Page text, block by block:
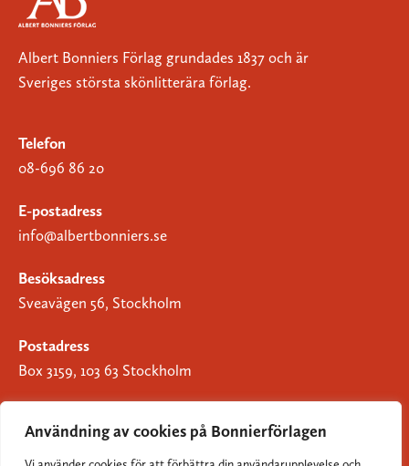
Användning av cookies på Bonnierförlagen
Albert Bonniers Förlag grundades 1837 och är
Sveriges största skönlitterära förlag.
Telefon
08-696 86 20
E-postadress
info@albertbonniers.se
Besöksadress
Sveavägen 56, Stockholm
Postadress
Box 3159, 103 63 Stockholm